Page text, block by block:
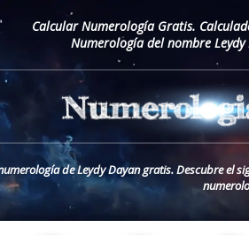
Calcular Numerología Gratis.
Numerología del nombre
de Leydy Dayan gratis. Descubre el